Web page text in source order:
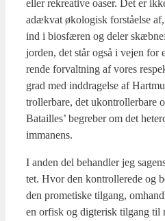
eller rekre­a­ti­ve oaser. Det er
adæ­kvat øko­lo­gisk for­stå­el­se
ind i bios­fæ­ren og deler
jor­den, det står også i vej­en
ren­de for­valt­ning af vores
grad med ind­dra­gel­se af
trol­ler­ba­re, det ukon­trol­ler­ba­re
Bata­il­les’ begre­ber om det
imma­nens.
I anden del behand­ler jeg
tet. Hvor den kon­trol­le­re­de og
den pro­me­ti­ske til­gang,
en orfisk og dig­te­risk til­gang til